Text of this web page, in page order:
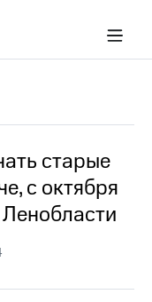
старые
с октября